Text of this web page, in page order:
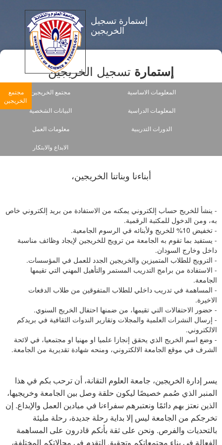
إستمارة تسجيل
الخريجين
إستمارة تسجيل الخريجين
مجتمع الخريجين المعلومات الاساسية
البيانات الشخصية المعلومات الدراسية
معلومات العمل الدورات التدريبية
الابداع والابتكار
مجتمع
الخريجين
أبناءنا وبناتنا الخريجين،
- ينشأ للخريج حساب إلكتروني يمكنه من الاستفادة من بريد إلكتروني خاص
به، ومن الدخول للمكتبة الرقمية.
- تخفيض 10% للخريج ولأبنائه في الرسوم الجامعية.
- يستفيد بما تقوم به الجامعة من ترويج للخريجين لإيجاد وظائف مناسبة
داخل وخارج السودان.
- الترويج للطلاب المتميزين والخريجين الجدد للعمل في المؤسسات.
- الاستفادة من برامج التدريب المستمر والتأهيل المهني التي تقيمها
الجامعة.
- المساهمة في تدريب داخلي للطلاب المتفوقين من طلاب الدفعات
الاخيرة.
- حضور الاحتفالات التي تقيمها، من ضمنها احتفال الخريج السنوي.
- إرسال النشرات العلمية والمجلات وتقارير الندوات الثقافية في بريدكم
الالكتروني.
- وضع اسم الخريج الذي يحقق إنجازا علميا او مهنيا او مجتمعيا، في لائحة
الشرف في موقع الجامعة الالكتروني، ومنحه شهادة تقديرية من الجامعة.
يسر إدارة الخريجين، جامعة العلوم التقانة، أن ترحب بكم في هذا
المنبر الذي صُمم خصيصًا ليكون حلقة وصل بين الجامعة وخريجيها،
الذين نعتز بهم دائمًا ونعتبرهم سفراءنا في ميادين العمل والإبداع. إن
تخرجكم من الجامعة ليس إلا بداية رحلة جديدة، رحلة مليئة
بالتحديات والفرص. ونحن على ثقة بأنكم قادرون على المساهمة
الفعالة في بناء مجتمعاتكم وتحقيق التقدم في مجالاتكم المختلفة،